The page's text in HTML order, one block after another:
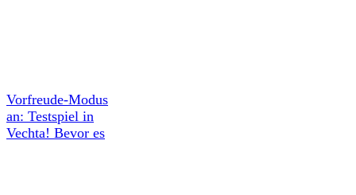
Vorfreude-Modus
an: Testspiel in
Vechta! Bevor es